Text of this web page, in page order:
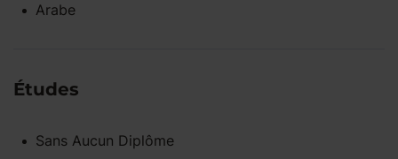
Arabe
Études
Sans Aucun Diplôme